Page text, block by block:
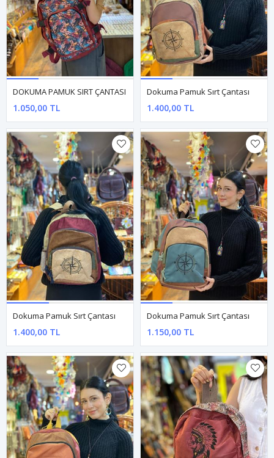
DOKUMA PAMUK SIRT ÇANTASI
1.050,00 TL
Dokuma Pamuk Sırt Çantası
1.400,00 TL
Dokuma Pamuk Sırt Çantası
1.400,00 TL
Dokuma Pamuk Sırt Çantası
1.150,00 TL